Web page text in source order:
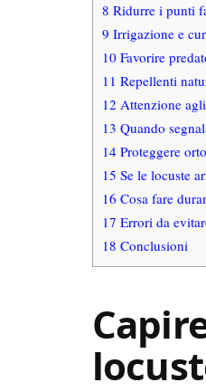
8 Ridurre i punti
9 Irrigazione e
10 Favorire
11 Repellenti
12 Attenzione
13 Quando
14 Proteggere
15 Se le locuste
16 Cosa fare
17 Errori da
18 Conclusioni